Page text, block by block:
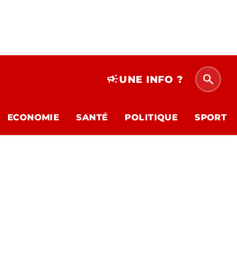
campaignUNE INFO ? search
ECONOMIE SANTÉ POLITIQUE SPORT